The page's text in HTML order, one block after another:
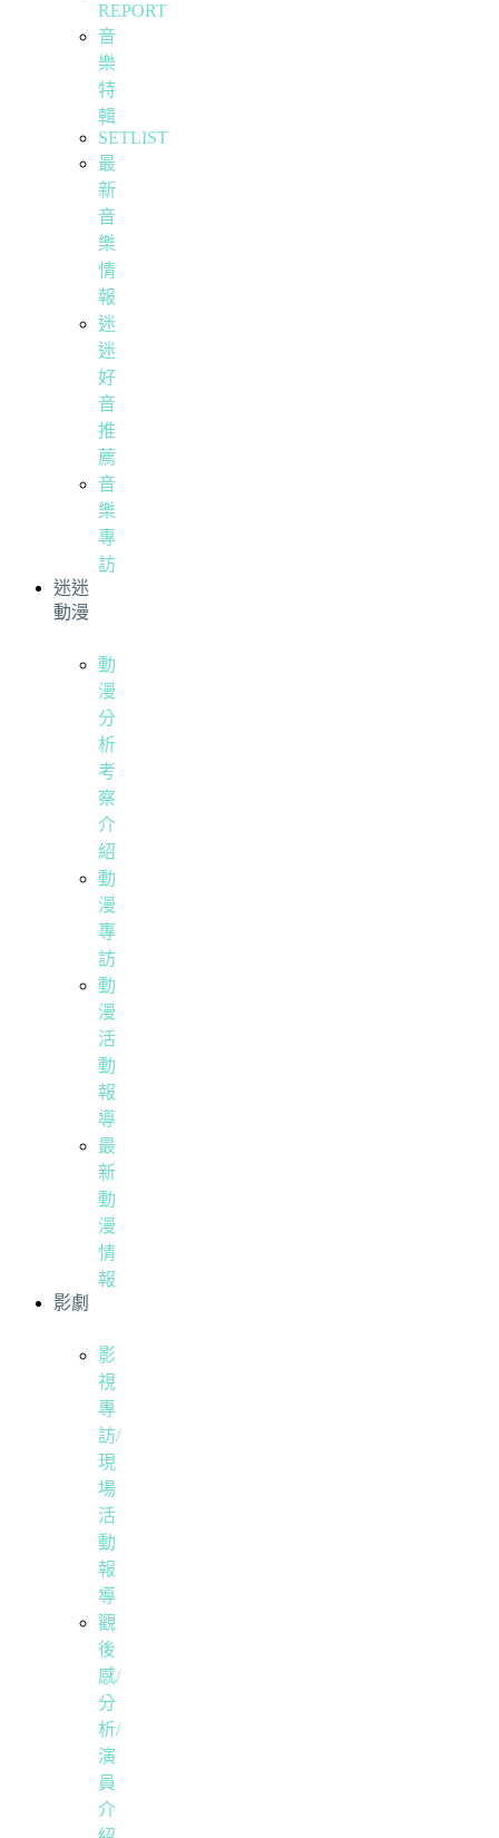
REPORT
音
樂
特
輯
SETLIST
最
新
音
樂
情
報
迷
迷
好
音
推
薦
音
樂
專
訪
迷迷
動漫
動
漫
分
析
考
察
介
紹
動
漫
專
訪
動
漫
活
動
報
導
最
新
動
漫
情
報
影劇
影
視
專
訪/
現
場
活
動
報
導
觀
後
感/
分
析/
演
員
介